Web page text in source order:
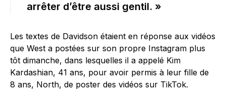
arrêter d’être aussi gentil. »
Les textes de Davidson étaient en réponse aux vidéos
que West a postées sur son propre Instagram plus
tôt dimanche, dans lesquelles il a appelé Kim
Kardashian, 41 ans, pour avoir permis à leur fille de
8 ans, North, de poster des vidéos sur TikTok.